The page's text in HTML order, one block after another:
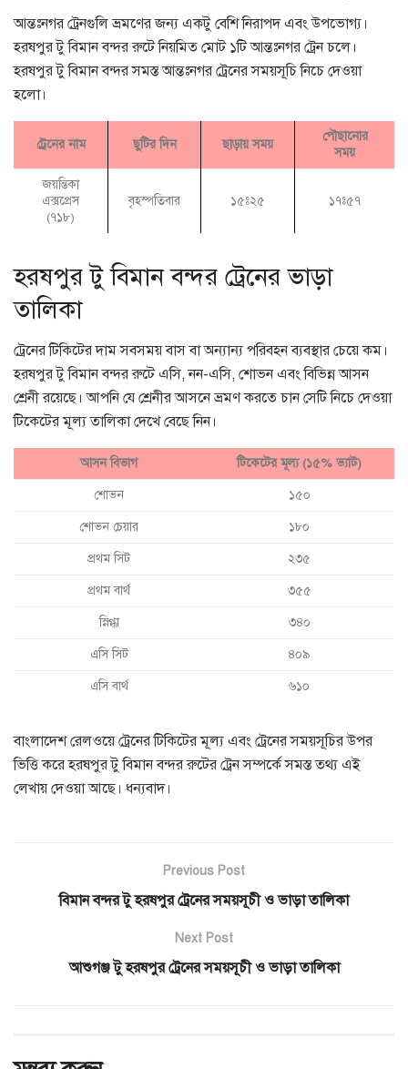
আন্তঃনগর ট্রেনগুলি ভ্রমণের জন্য একটু বেশি নিরাপদ এবং উপভোগ্য।
হরষপুর টু বিমান বন্দর রুটে নিয়মিত মোট ১টি আন্তঃনগর ট্রেন চলে।
হরষপুর টু বিমান বন্দর সমস্ত আন্তঃনগর ট্রেনের সময়সূচি নিচে দেওয়া
হলো।
ট্রেনের নাম ছুটির দিন ছাড়ায় সময়
পৌছানোর
সময়
জয়ন্তিকা
এক্সপ্রেস
(৭১৮)
বৃহস্পতিবার ১৫ঃ২৫ ১৭ঃ৫৭
হরষপুর টু বিমান বন্দর ট্রেনের ভাড়া
তালিকা
ট্রেনের টিকিটের দাম সবসময় বাস বা অন্যান্য পরিবহন ব্যবস্থার চেয়ে কম।
হরষপুর টু বিমান বন্দর রুটে এসি, নন-এসি, শোভন এবং বিভিন্ন আসন
শ্রেনী রয়েছে। আপনি যে শ্রেনীর আসনে ভ্রমণ করতে চান সেটি নিচে দেওয়া
টিকেটের মূল্য তালিকা দেখে বেছে নিন।
আসন বিভাগ টিকেটের মূল্য (১৫% ভ্যাট)
শোভন ১৫০
শোভন চেয়ার ১৮০
প্রথম সিট ২৩৫
প্রথম বার্থ ৩৫৫
স্নিগ্ধা ৩৪০
এসি সিট ৪০৯
এসি বার্থ ৬১০
বাংলাদেশ রেলওয়ে ট্রেনের টিকিটের মূল্য এবং ট্রেনের সময়সূচির উপর
ভিত্তি করে হরষপুর টু বিমান বন্দর রুটের ট্রেন সম্পর্কে সমস্ত তথ্য এই
লেখায় দেওয়া আছে। ধন্যবাদ।
Previous Post
বিমান বন্দর টু হরষপুর ট্রেনের সময়সূচী ও ভাড়া তালিকা
Next Post
আশুগঞ্জ টু হরষপুর ট্রেনের সময়সূচী ও ভাড়া তালিকা